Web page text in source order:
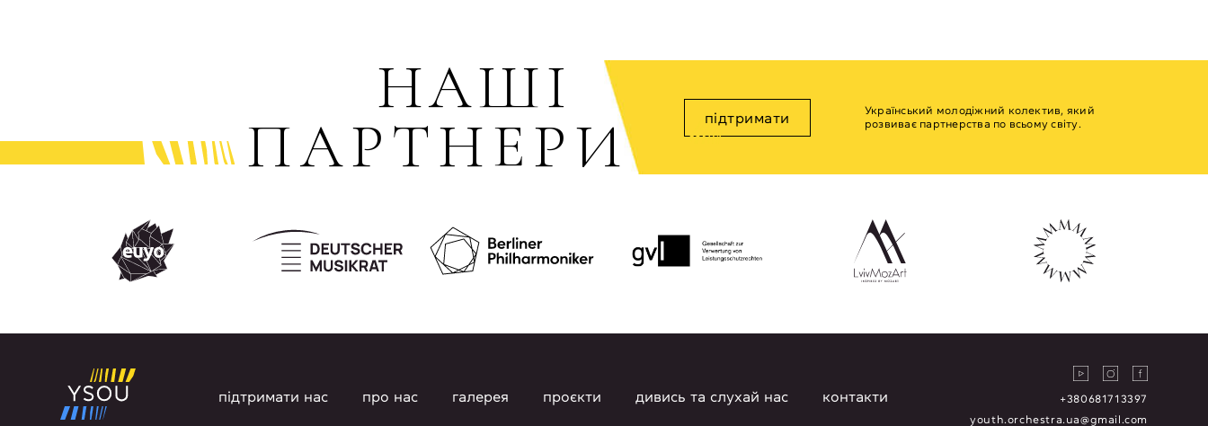
НАШI
ПАРТНЕРИ підтримати
Український молодіжний колектив, який
розвиває партнерства по всьому світу.
підтримати нас про нас проєкти дивись та слухай нас
галерея контакти
+380681713397
youth.orchestra.ua@gmail.com